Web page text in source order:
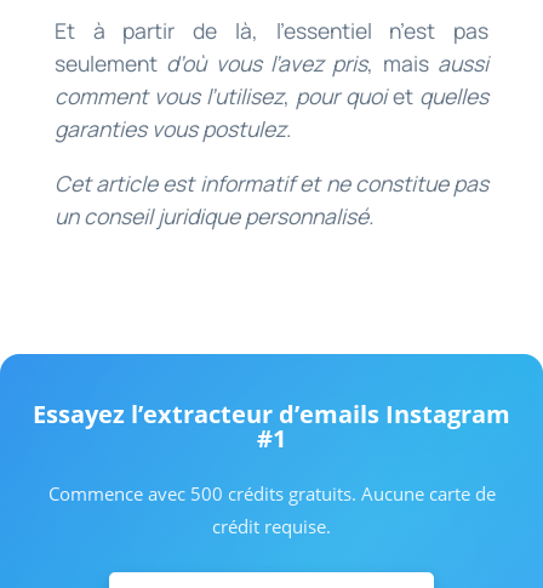
Et à partir de là, l’essentiel n’est pas
seulement d’où vous l’avez pris, mais aussi
comment vous l’utilisez, pour quoiet quelles
garanties vous postulez.
Cet article est informatif et ne constitue pas
un conseil juridique personnalisé.
Essayez l’extracteur d’emails Instagram
#1
Commence avec 500 crédits gratuits. Aucune carte de
crédit requise.